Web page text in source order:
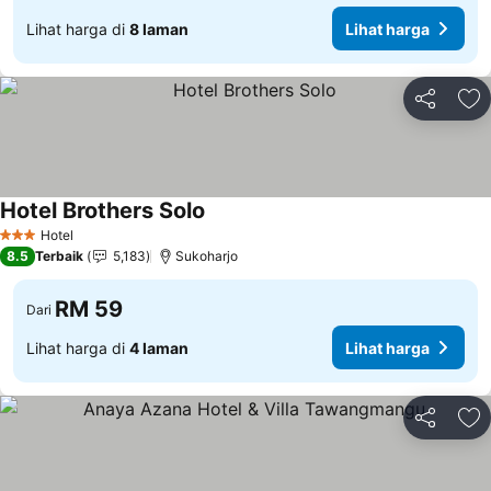
Lihat harga di 8 laman Lihat harga
Kongsi
3 BintangHotel
Hotel Brothers Solo
8.5 Terbaik 5,183 Sukoharjo
Dari RM 59
Lihat harga di 4 laman Lihat harga
Kongsi